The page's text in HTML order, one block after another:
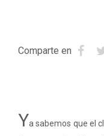
Comparte en
Ya sabemos que el